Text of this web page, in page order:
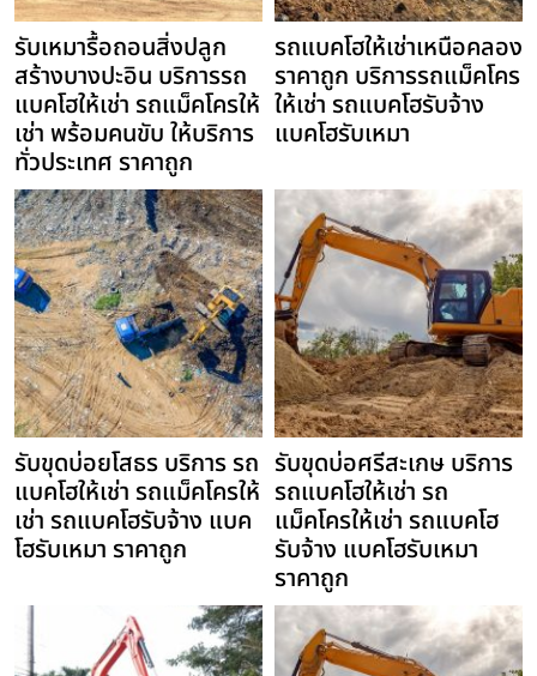
รับเหมารื้อถอนสิ่งปลูก
สร้างบางปะอิน บริการรถ
แบคโฮให้เช่า รถแม็คโครให้
เช่า พร้อมคนขับ ให้บริการ
ทั่วประเทศ ราคาถูก
รถแบคโฮให้เช่าเหนือคลอง
ราคาถูก บริการรถแม็คโคร
ให้เช่า รถแบคโฮรับจ้าง
แบคโฮรับเหมา
รับขุดบ่อยโสธร บริการ รถ
แบคโฮให้เช่า รถแม็คโครให้
เช่า รถแบคโฮรับจ้าง แบค
โฮรับเหมา ราคาถูก
รับขุดบ่อศรีสะเกษ บริการ
รถแบคโฮให้เช่า รถ
แม็คโครให้เช่า รถแบคโฮ
รับจ้าง แบคโฮรับเหมา
ราคาถูก